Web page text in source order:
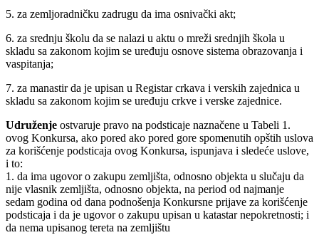
5. za zemljoradničku zadrugu da ima osnivački akt;
6. za srednju školu da se nalazi u aktu o mreži srednjih škola u
skladu sa zakonom kojim se uređuju osnove sistema obrazovanja i
vaspitanja;
7. za manastir da je upisan u Registar crkava i verskih zajednica u
skladu sa zakonom kojim se uređuju crkve i verske zajednice.
Udruženje ostvaruje pravo na podsticaje naznačene u Tabeli 1.
ovog Konkursa, ako pored ako pored gore spomenutih opštih uslova
za korišćenje podsticaja ovog Konkursa, ispunjava i sledeće uslove,
i to:
1. da ima ugovor o zakupu zemljišta, odnosno objekta u slučaju da
nije vlasnik zemljišta, odnosno objekta, na period od najmanje
sedam godina od dana podnošenja Konkursne prijave za korišćenje
podsticaja i da je ugovor o zakupu upisan u katastar nepokretnosti; i
da nema upisanog tereta na zemljištu